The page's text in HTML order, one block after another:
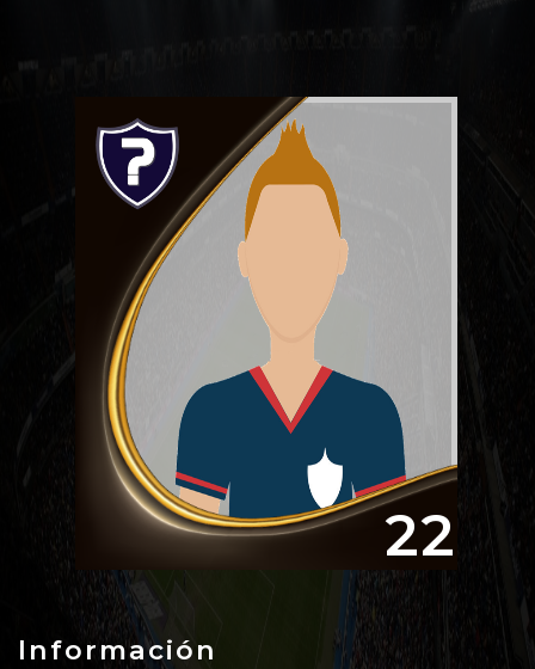
22
Información